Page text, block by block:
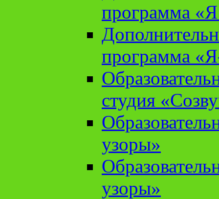
программа «Я
программа
студия
узоры»
узоры»